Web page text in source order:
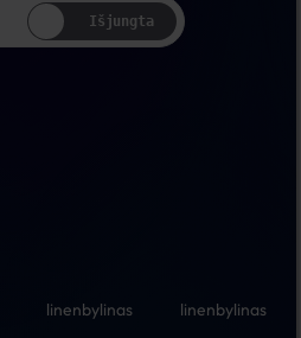
Išjungta
linenbylinas linenbylinas